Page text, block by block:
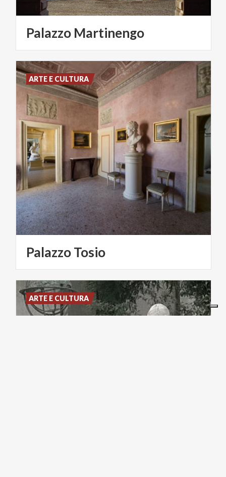
Palazzo Martinengo
PalazzoTosio
ARTE E CULTURA
ARTE E CULTURA